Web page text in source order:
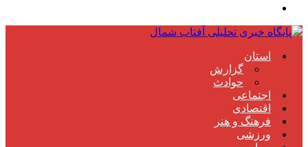
استان
گزارش
حوادث
اجتماعی
اقتصادی
فرهنگ و هنر
ورزشی